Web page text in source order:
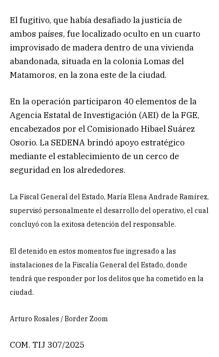
El fugitivo, que había desafiado la justicia de
ambos países, fue localizado oculto en un cuarto
improvisado de madera dentro de una vivienda
abandonada, situada en la colonia Lomas del
Matamoros, en la zona este de la ciudad.
En la operación participaron 40 elementos de la
Agencia Estatal de Investigación (AEI) de la FGE,
encabezados por el Comisionado Hibael Suárez
Osorio. La SEDENA brindó apoyo estratégico
mediante el establecimiento de un cerco de
seguridad en los alrededores.
La Fiscal General del Estado, María Elena Andrade Ramírez,
supervisó personalmente el desarrollo del operativo, el cual
concluyó con la exitosa detención del responsable.
El detenido en estos momentos fue ingresado a las
instalaciones de la Fiscalía General del Estado, donde
tendrá que responder por los delitos que ha cometido en la
ciudad.
Arturo Rosales / Border Zoom
COM. TIJ 307/2025